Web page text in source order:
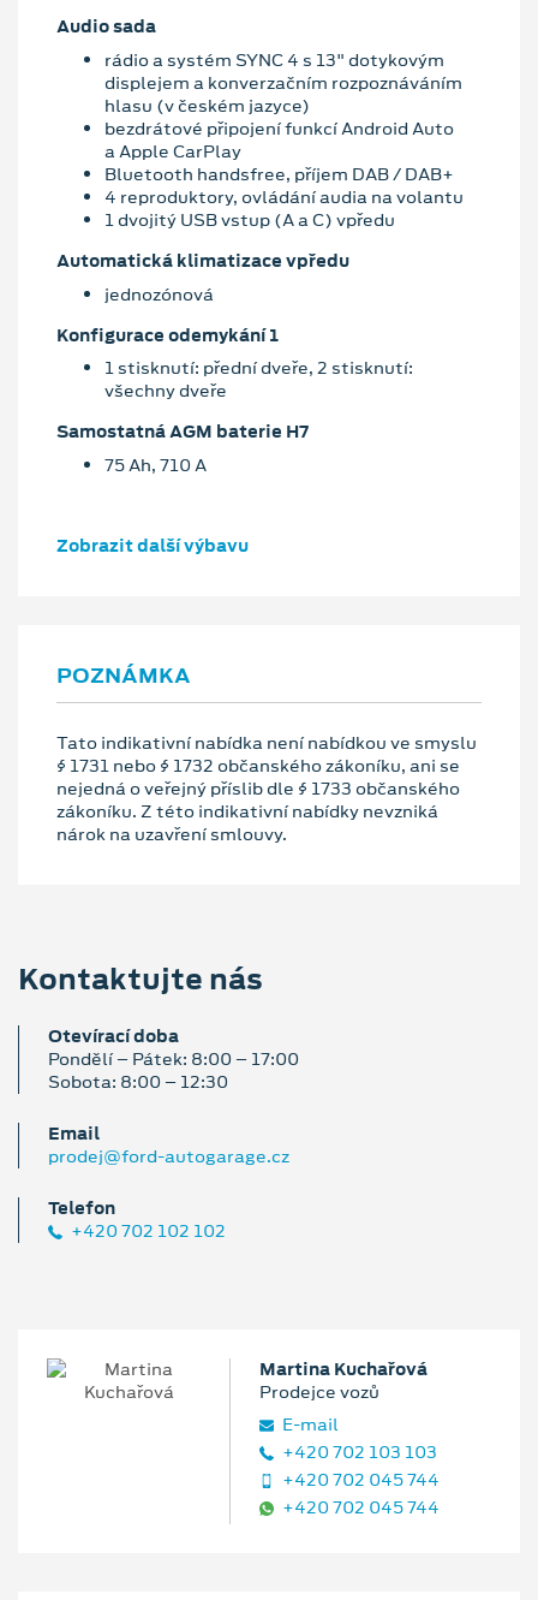
Audio sada
rádio a systém SYNC 4 s 13" dotykovým
displejem a konverzačním rozpoznáváním
hlasu (v českém jazyce)
bezdrátové připojení funkcí Android Auto
a Apple CarPlay
Bluetooth handsfree, příjem DAB / DAB+
4 reproduktory, ovládání audia na volantu
1 dvojitý USB vstup (A a C) vpředu
Automatická klimatizace vpředu
jednozónová
Konfigurace odemykání 1
1 stisknutí: přední dveře, 2 stisknutí:
všechny dveře
Samostatná AGM baterie H7
75 Ah, 710 A
Zobrazit další výbavu
POZNÁMKA
Tato indikativní nabídka není nabídkou ve smyslu
§ 1731 nebo § 1732 občanského zákoníku, ani se
nejedná o veřejný příslib dle § 1733 občanského
zákoníku. Z této indikativní nabídky nevzniká
nárok na uzavření smlouvy.
Kontaktujte nás
Otevírací doba
Pondělí – Pátek: 8:00 – 17:00
Sobota: 8:00 – 12:30
Email
prodej@ford-autogarage.cz
Telefon
+420 702 102 102
Martina Kuchařová
Prodejce vozů
E‑mail
+420 702 103 103
+420 702 045 744
+420 702 045 744